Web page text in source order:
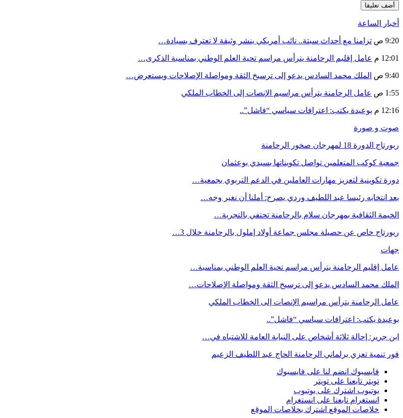
أخبار الساعة
9:20 ص تزامنا مع أحداث سبتة.. نائب أمريكي ينشر وثيقة لا تعترف بسيادة…
12:01 م عامل إقليم الرحامنة يترأس مراسم تحية العلم الوطني بمناسبة الذكرى…
9:40 ص الملك محمد السادس يدعو إلى ترسيخ الثقة ومواصلة الإصلاحات ويستعرض…
1:55 ص عامل الرحامنة يترأس مراسيم الإنصات إلى الخطاب الملكي
12:16 م بوعيدة يكتب: اعترافات سياسي “فاشل”..
صوت و صورة
ربورتاج الدورة 18 لمهرجان صخور الرحامنة
جمعية كوكب المتعلمين تواصل تكويناتها بسيدي بوعثمان
دورة تكوينية لتعزيز مهارات العاملين في الدعم التربوي بجمعية…
بعد انتخابه رئيسا عبد اللطيف وردي يصرح: أملنا أن نغير وجه…
الخيمة الثقافية بمهرجان سلام بالرحامنة تحتفي بالتجربة…
ربورتاج خاص عن حصيلة مجلس جماعة أولاد إملول بالرحامنة خلال 3…
جهات
عامل إقليم الرحامنة يترأس مراسم تحية العلم الوطني بمناسبة…
الملك محمد السادس يدعو إلى ترسيخ الثقة ومواصلة الإصلاحات…
عامل الرحامنة يترأس مراسيم الإنصات إلى الخطاب الملكي
بوعيدة يكتب: اعترافات سياسي “فاشل”..
ابن جرير: إحالة ثلاثة أشخاص على النيابة العامة للاشتباه في…
فور تنمية تعزي برلماني الرحامنة الحاج عبد اللطيف الزعيم
فايسبوك انضم لنا على فايسبوك
تويتر تابعنا على تويتر
يوتيوب اشترك على يوتيوب
انستغرام تابعنا على انستغرام
خلاصات الموقع اشترك بخلاصات الموقع